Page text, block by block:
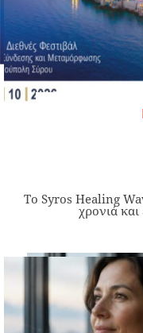
Το Syros Healing
χρονιά